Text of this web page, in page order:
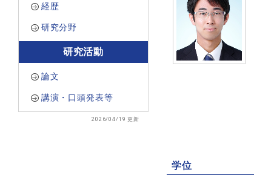
経歴
研究分野
研究活動
論文
講演・口頭発表等
2026/04/19 更新
学位